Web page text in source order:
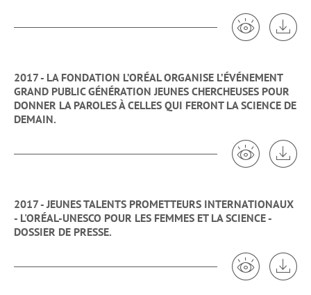
Voir 2017 -
2017 - LA FONDATION L’ORÉAL ORGANISE L’ÉVÉNEMENT
GRAND PUBLIC GÉNÉRATION JEUNES CHERCHEUSES POUR
DONNER LA PAROLES À CELLES QUI FERONT LA SCIENCE DE
DEMAIN.
Voir 2017 -
2017 - JEUNES TALENTS PROMETTEURS INTERNATIONAUX
- L'ORÉAL-UNESCO POUR LES FEMMES ET LA SCIENCE -
DOSSIER DE PRESSE.
Voir 2017 -